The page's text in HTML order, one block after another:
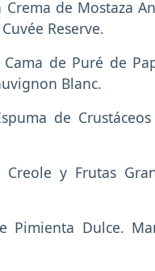
de Mostaza
Reserve.
de Puré de
Blanc.
de
Creole y Frutas
Pimienta Dulce.